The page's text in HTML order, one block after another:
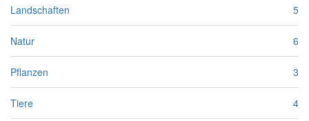
Landschaften 5
Natur 6
Pflanzen 3
Tiere 4